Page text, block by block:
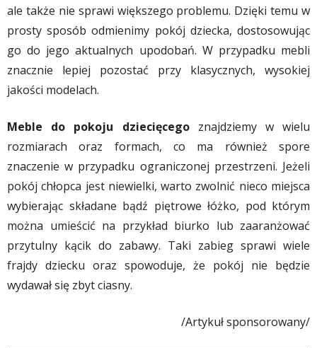
ale także nie sprawi większego problemu. Dzięki temu w
prosty sposób odmienimy pokój dziecka, dostosowując
go do jego aktualnych upodobań. W przypadku mebli
znacznie lepiej pozostać przy klasycznych, wysokiej
jakości modelach.
Meble do pokoju dziecięcegoznajdziemy w wielu
rozmiarach oraz formach, co ma również spore
znaczenie w przypadku ograniczonej przestrzeni. Jeżeli
pokój chłopca jest niewielki, warto zwolnić nieco miejsca
wybierając składane bądź piętrowe łóżko, pod którym
można umieścić na przykład biurko lub zaaranżować
przytulny kącik do zabawy. Taki zabieg sprawi wiele
frajdy dziecku oraz spowoduje, że pokój nie będzie
wydawał się zbyt ciasny.
/Artykuł sponsorowany/